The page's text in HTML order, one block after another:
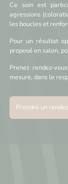
Ce soin est
agressions
les boucles et
Pour un résultat
proposé en salon,
Prenez rendez-
mesure, dans le
Prendre un